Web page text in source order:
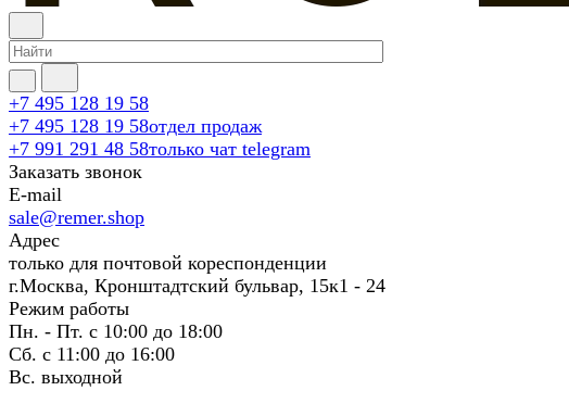
+7 495 128 19 58
+7 495 128 19 58отдел продаж
+7 991 291 48 58только чат telegram
Заказать звонок
E-mail
sale@remer.shop
Адрес
только для почтовой кореспонденции
г.Москва, Кронштадтский бульвар, 15к1 - 24
Режим работы
Пн. - Пт. с 10:00 до 18:00
Сб. с 11:00 до 16:00
Вс. выходной